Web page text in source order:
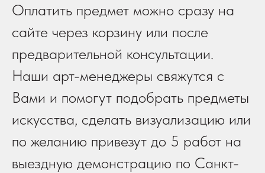
Оплатить предмет можно сразу на
сайте через корзину или после
предварительной консультации.
Наши арт-менеджеры свяжутся с
Вами и помогут подобрать предметы
искусства, сделать визуализацию или
по желанию привезут до 5 работ на
выездную демонстрацию по Санкт-